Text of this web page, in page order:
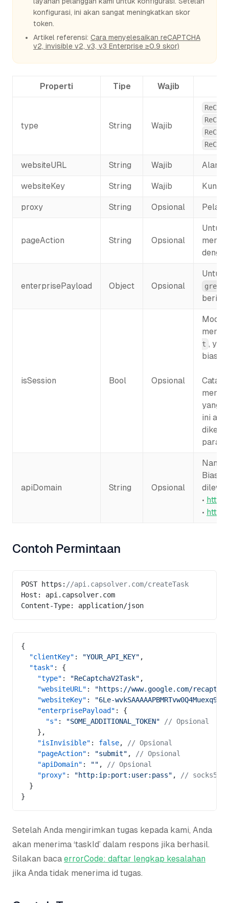
konfigurasi, ini akan sangat meningkatkan skor
token.
Artikel referensi: Cara menyelesaikan reCAPTCHA
v2, invisible v2, v3, v3 Enterprise ≥0.9 skor)
Properti Tipe Wajib
type String Wajib
websiteURL String Wajib
websiteKey String Wajib Kunci
proxy String Opsional
pageAction String Opsional
Untuk
enterprisePayload Object Opsional
Untuk
isSession Bool Opsional
Mode
t ,
yang
ini
apiDomain String Opsional
Nama
•
•
Contoh Permintaan
POST https: //api.capsolver.com/createTask
Host: api.capsolver.com
Content-Type: application/json
{
  "clientKey"
: "YOUR_API_KEY" ,
  "task"
: {
    "type"
: "ReCaptchaV2Task" ,
    "websiteURL"
:
"https://www.google.com/
    "websiteKey"
:
"6Le-
    "enterprisePayload"
: {
      "s"
: "SOME_ADDITIONAL_TOKEN" // Opsional
    },
    "isInvisible"
: false,
// Opsional
    "pageAction"
: "submit" ,
// Opsional
    "apiDomain"
: "" ,
// Opsional
    "proxy"
: "http:ip:port:user:pass" ,
//
  }
}
Setelah Anda mengirimkan tugas kepada kami, Anda
akan menerima ‘taskId’ dalam respons jika berhasil.
Silakan baca errorCode: daftar lengkap kesalahan
jika Anda tidak menerima id tugas.